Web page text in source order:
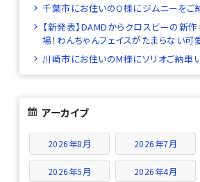
千葉市にお住いのO様にジムニーをご
【新発表】DAMDからクロスビーの新作
場！わんちゃんフェイスがたまらない可
川崎市にお住いのM様にソリオご納車い
アーカイブ
2026年8月 2026年7月
2026年5月 2026年4月